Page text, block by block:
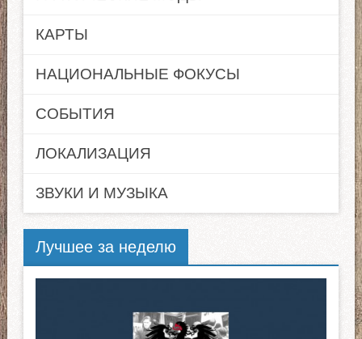
КАРТЫ
НАЦИОНАЛЬНЫЕ ФОКУСЫ
СОБЫТИЯ
ЛОКАЛИЗАЦИЯ
ЗВУКИ И МУЗЫКА
Лучшее за неделю